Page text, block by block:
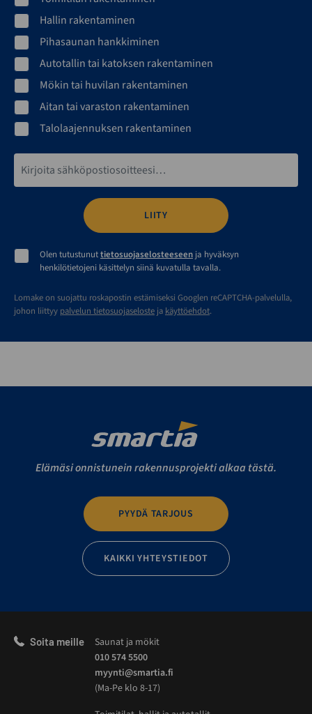
Hallin rakentaminen
Pihasaunan hankkiminen
Autotallin tai katoksen rakentaminen
Mökin tai huvilan rakentaminen
Aitan tai varaston rakentaminen
Talolaajennuksen rakentaminen
Olen tutustunuttietosuojaselosteeseen ja hyväksyn
henkilötietojeni käsittelyn siinä kuvatulla tavalla.
Lomake on suojattu roskapostin estämiseksi Googlen reCAPTCHA-palvelulla,
johon liittyy palvelun tietosuojaseloste ja käyttöehdot.
Elämäsi onnistunein rakennusprojekti alkaa tästä.
PYYDÄ TARJOUS
KAIKKI YHTEYSTIEDOT
Soita meille
Saunat ja mökit
010 574 5500
myynti@smartia.fi
(Ma-Pe klo 8-17)